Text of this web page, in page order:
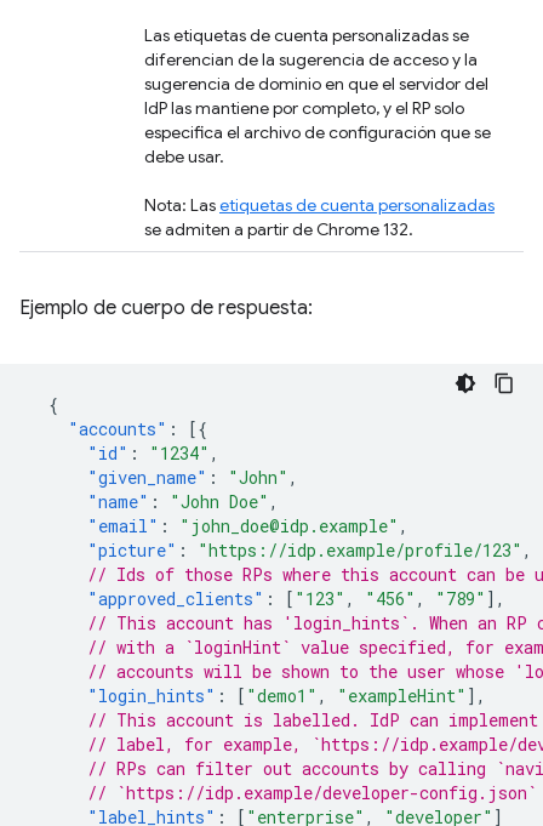
Las etiquetas de cuenta personalizadas se
diferencian de la sugerencia de acceso y la
sugerencia de dominio en que el servidor del
IdP las mantiene por completo, y el RP solo
especifica el archivo de configuración que se
debe usar.
Nota: Lasetiquetas de cuenta personalizadas
se admiten a partir de Chrome 132.
Ejemplo de cuerpo de respuesta:
{
"accounts" :
[{
"id" : "1234" ,
"given_name" : "John" ,
"name" : "John Doe" ,
"email" : "john_doe@idp.example" ,
"picture" : "https://idp.example/profile/123" ,
// Ids of those RPs where this account can be
"approved_clients" : [ "123" , "456" , "789" ],
// This account has 'login_hints`. When an
// with a `loginHint` value specified, for
// accounts will be shown to the user whose
"login_hints" : [ "demo1" , "exampleHint" ],
// This account is labelled. IdP can
// label, for example, `https://idp.example/
// RPs can filter out accounts by calling
// `https://idp.example/developer-
"label_hints" : [ "enterprise" , "developer" ]